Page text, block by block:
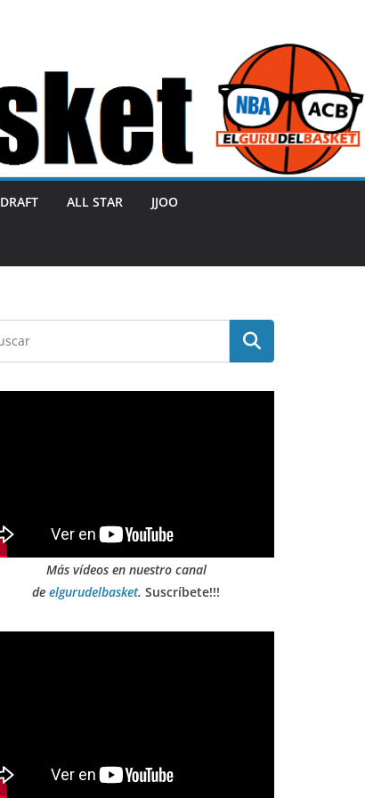
DRAFT ALL STAR JJOO
Más vídeos en nuestro canal
de elgurudelbasket. Suscríbete!!!